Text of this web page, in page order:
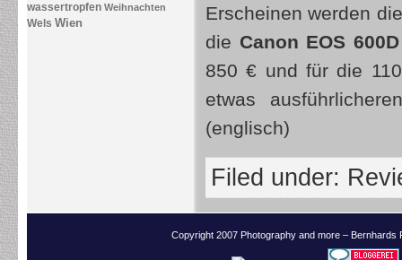
wassertropfen Weihnachten
Wels Wien
Erscheinen werden
die Canon EOS 600D
850 € und für die
etwas
(englisch)
Filed under:
Copyright 2007 Photography and more –